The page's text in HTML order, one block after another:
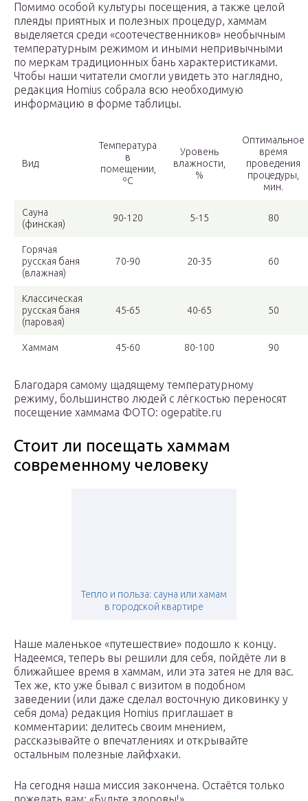
Помимо особой культуры посещения, а также целой
плеяды приятных и полезных процедур, хаммам
выделяется среди «соотечественников» необычным
температурным режимом и иными непривычными
по меркам традиционных бань характеристиками.
Чтобы наши читатели смогли увидеть это наглядно,
редакция Homius собрала всю необходимую
информацию в форме таблицы.
Вид
Температура
в
помещении,
ºС
Уровень
влажности,
%
Оптимальное
время
проведения
процедуры,
мин.
Сауна
(финская)
90-120 5-15 80
Горячая
русская баня
(влажная)
70-90 20-35 60
Классическая
русская баня
(паровая)
45-65 40-65 50
Хаммам 45-60 80-100 90
Благодаря самому щадящему температурному
режиму, большинство людей с лёгкостью переносят
посещение хаммама ФОТО: ogepatite.ru
Стоит ли посещать хаммам
современному человеку
Тепло и польза: сауна или хамам
в городской квартире
Наше маленькое «путешествие» подошло к концу.
Надеемся, теперь вы решили для себя, пойдёте ли в
ближайшее время в хаммам, или эта затея не для вас.
Тех же, кто уже бывал с визитом в подобном
заведении (или даже сделал восточную диковинку у
себя дома) редакция Homius приглашает в
комментарии: делитесь своим мнением,
рассказывайте о впечатлениях и открывайте
остальным полезные лайфхаки.
На сегодня наша миссия закончена. Остаётся только